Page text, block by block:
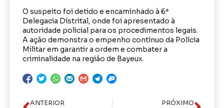
O suspeito foi detido e encaminhado à 6ª
Delegacia Distrital, onde foi apresentado à
autoridade policial para os procedimentos legais.
A ação demonstra o empenho contínuo da Polícia
Militar em garantir a ordem e combater a
criminalidade na região de Bayeux.
ANTERIOR PRÓXIMO